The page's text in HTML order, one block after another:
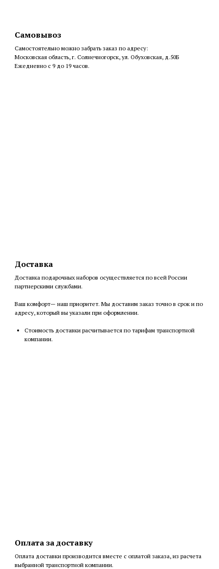
Самовывоз
Самостоятельно можно забрать заказ по адресу:
Московская область, г. Солнечногорск, ул. Обуховская, д.50Б
Ежедневно с 9 до 19 часов.
Доставка
Доставка подарочных наборов осуществляется по всей России
партнерскими службами.
Ваш комфорт— наш приоритет. Мы доставим заказ точно в срок и по
адресу, который вы указали при оформлении.
Cтоимость доставки расчитывается по тарифам транспортной
компании.
Оплата за доставку
Оплата доставки производится вместе с оплатой заказа, из расчета
выбранной транспортной компании.